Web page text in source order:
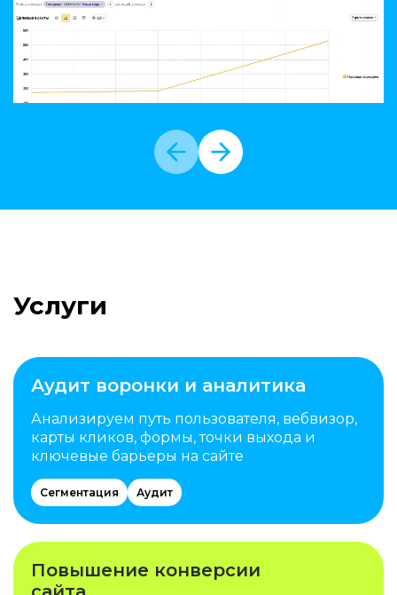
Услуги
Аудит воронки и аналитика
Анализируем путь пользователя, вебвизор,
карты кликов, формы, точки выхода и
ключевые барьеры на сайте
Сегментация Аудит
Повышение конверсии